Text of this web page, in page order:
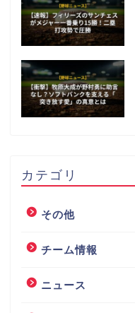
カテゴリ
その他
チーム情報
ニュース